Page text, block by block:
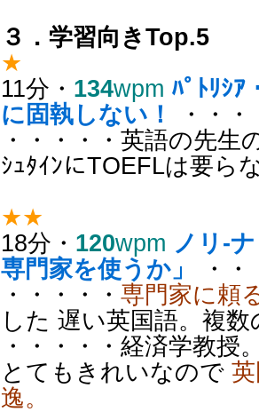
３．学習向きTop.5
★
11分・ 134wpm ﾊﾟﾄﾘｼｱ
に固執しない！
・・・
・・・・・英語の先生
ｼｭﾀｲﾝにTOEFLは要ら
★★
18分・ 120wpm ノリ-
専門家を使うか」
・・
・・・・・ 専門家に頼
した 遅い英国語。複
・・・・・経済学教授
とてもきれいなので
逸。